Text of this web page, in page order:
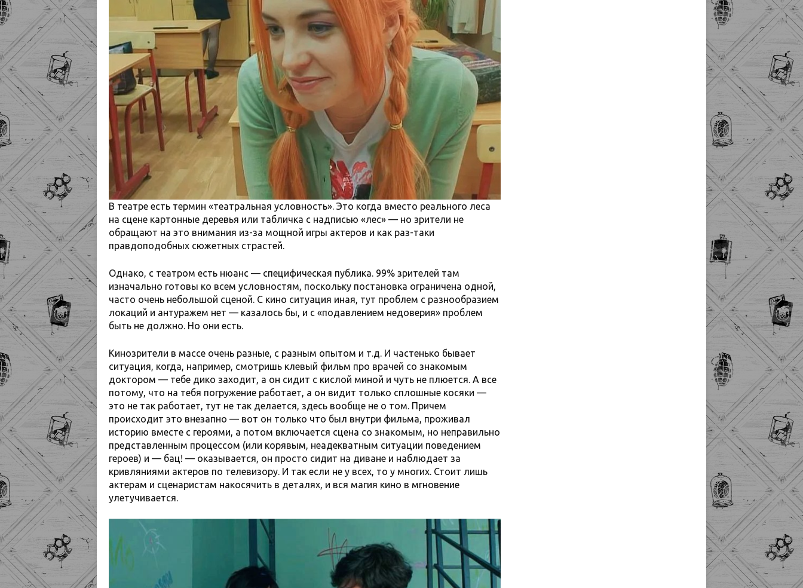
В театре есть термин «театральная условность». Это когда вместо реального леса
на сцене картонные деревья или табличка с надписью «лес» — но зрители не
обращают на это внимания из-за мощной игры актеров и как раз-таки
правдоподобных сюжетных страстей.
Однако, с театром есть нюанс — специфическая публика. 99% зрителей там
изначально готовы ко всем условностям, поскольку постановка ограничена одной,
часто очень небольшой сценой. С кино ситуация иная, тут проблем с разнообразием
локаций и антуражем нет — казалось бы, и с «подавлением недоверия» проблем
быть не должно. Но они есть.
Кинозрители в массе очень разные, с разным опытом и т.д. И частенько бывает
ситуация, когда, например, смотришь клевый фильм про врачей со знакомым
доктором — тебе дико заходит, а он сидит с кислой миной и чуть не плюется. А все
потому, что на тебя погружение работает, а он видит только сплошные косяки —
это не так работает, тут не так делается, здесь вообще не о том. Причем
происходит это внезапно — вот он только что был внутри фильма, проживал
историю вместе с героями, а потом включается сцена со знакомым, но неправильно
представленным процессом (или корявым, неадекватным ситуации поведением
героев) и — бац! — оказывается, он просто сидит на диване и наблюдает за
кривляниями актеров по телевизору. И так если не у всех, то у многих. Стоит лишь
актерам и сценаристам накосячить в деталях, и вся магия кино в мгновение
улетучивается.